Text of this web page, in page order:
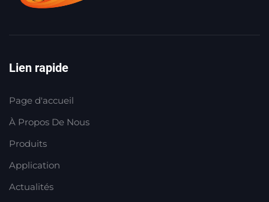
Lien rapide
Page d'accueil
À Propos De Nous
Produits
Application
Actualités